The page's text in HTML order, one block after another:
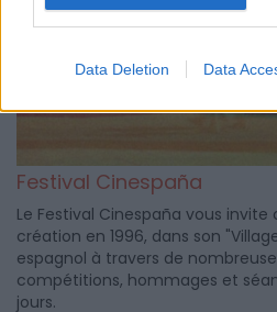
Data Deletion Data
Festival Cinespaña
Le Festival Cinespaña vous
création en 1996, dans son
espagnol à travers de
compétitions, hommages et
jours.